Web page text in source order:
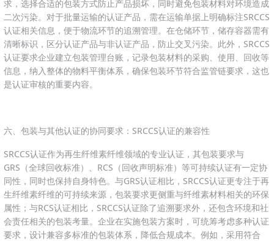
求，选择合适的包装方式防止产品损坏，同时避免包装材料对环境造成
二次污染。对于批量运输的认证产品，需在运输单据上明确标注SRCCS
认证相关信息，便于物流环节的追溯管理。在仓储环节，储存容器需有
清晰标识，区分认证产品与非认证产品，防止交叉污染。此外，SRCCS
认证要求企业建立包装管理台账，记录包装材料的采购、使用、回收等
信息，纳入整体的物料平衡体系，确保包装环节符合监管链要求，这也
是认证审核的重要内容。
六、包装与其他认证的协同要求：SRCCS认证的兼容性
SRCCS认证作为再生纤维素纤维领域的专业认证，其包装要求与
GRS（全球回收标准）、RCS（回收声明标准）等可持续认证有一定协
同性，同时也保持自身特色。与GRS认证相比，SRCCS认证更专注于再
生纤维素纤维的可持续来源，包装要求更侧重与纤维素材料相关的环保
属性；与RCS认证相比，SRCCS认证除了追溯要求外，还包含环境和社
会责任相关的包装考量。企业在实施包装方案时，可统筹考虑多种认证
要求，设计兼容多标准的包装体系，降低合规成本。例如，采用符合